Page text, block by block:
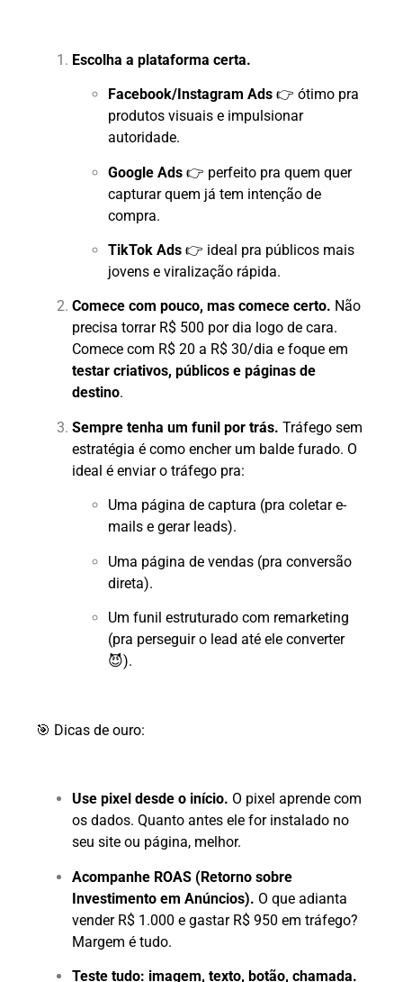
Escolha a plataforma certa.
Facebook/Instagram Ads 👉 ótimo pra
produtos visuais e impulsionar
autoridade.
Google Ads 👉 perfeito pra quem quer
capturar quem já tem intenção de
compra.
TikTok Ads 👉 ideal pra públicos mais
jovens e viralização rápida.
Comece com pouco, mas comece certo. Não
precisa torrar R$ 500 por dia logo de cara.
Comece com R$ 20 a R$ 30/dia e foque em
testar criativos, públicos e páginas de
destino.
Sempre tenha um funil por trás. Tráfego sem
estratégia é como encher um balde furado. O
ideal é enviar o tráfego pra:
Uma página de captura (pra coletar e-
mails e gerar leads).
Uma página de vendas (pra conversão
direta).
Um funil estruturado com remarketing
(pra perseguir o lead até ele converter
😈).
🎯 Dicas de ouro:
Use pixel desde o início. O pixel aprende com
os dados. Quanto antes ele for instalado no
seu site ou página, melhor.
Acompanhe ROAS (Retorno sobre
Investimento em Anúncios). O que adianta
vender R$ 1.000 e gastar R$ 950 em tráfego?
Margem é tudo.
Teste tudo: imagem, texto, botão, chamada.